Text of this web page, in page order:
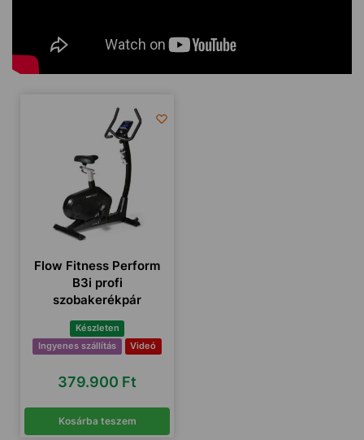
Flow Fitness Perform
B3i profi
szobakerékpár
Készleten
Ingyenes szállítás
Videó
379.900 Ft
Kosárba teszem